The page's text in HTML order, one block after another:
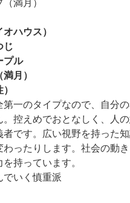
満月）
ハウス）
じ
プル
月）
第一のタイプなので、自分
。控えめでおとなしく、人
者です。広い視野を持った
わったりします。社会の動
持っています。
でいく慎重派